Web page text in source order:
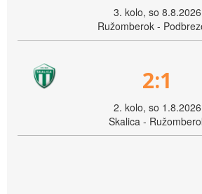
3. kolo, so 8.8.2026
Ružomberok -
2:1
2. kolo, so 1.8.2026
Skalica -